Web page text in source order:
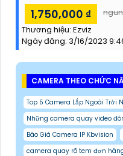
1,750,000 ₫
Thương hiệu: Ezviz
Ngày đăng: 3/16/2023
CAMERA THEO CHỨC
Top 5 Camera Lắp Ngoài Trời
Những camera quay video
Báo Giá Camera IP Kbvision
camera quay rõ tem đơn